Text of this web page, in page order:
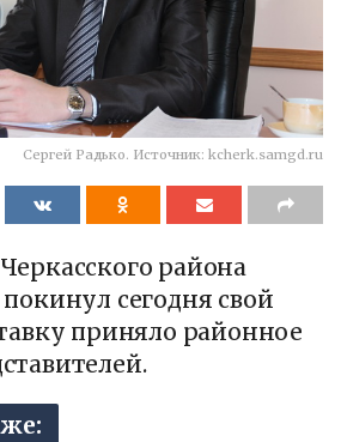
Сергей Радько. Источник: kcherk.samgd.ru
района
сегодня свой
приняло районное